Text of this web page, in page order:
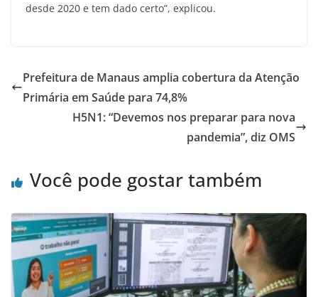
desde 2020 e tem dado certo”, explicou.
Prefeitura de Manaus amplia cobertura da Atenção
Primária em Saúde para 74,8%
H5N1: “Devemos nos preparar para nova
pandemia”, diz OMS
Você pode gostar também